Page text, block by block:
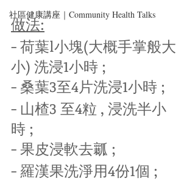
社區健康講座｜Community Health Talks
做法:
- 荷葉l小塊(大概手掌般大
小) 洗浸1小時 ;
- 桑葉3至4片洗浸1小時 ;
- 山楂3 至4粒 , 浸洗半小
時 ;
- 果皮浸軟去瓤 ;
- 羅漢果洗淨用4份1個 ;